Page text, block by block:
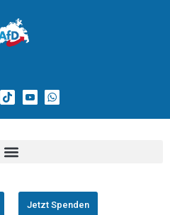
Jetzt Spenden